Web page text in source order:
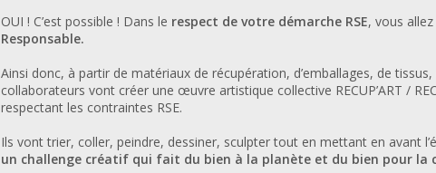
OUI ! C’est possible ! Dans le respect de votre démarche RSE, vous
Responsable.
Ainsi donc, à partir de matériaux de récupération, d’emballages, de
collaborateurs vont créer une œuvre artistique collective RECUP’ART /
respectant les contraintes RSE.
Ils vont trier, coller, peindre, dessiner, sculpter tout en mettant en avant
un challenge créatif qui fait du bien à la planète et du bien pour la